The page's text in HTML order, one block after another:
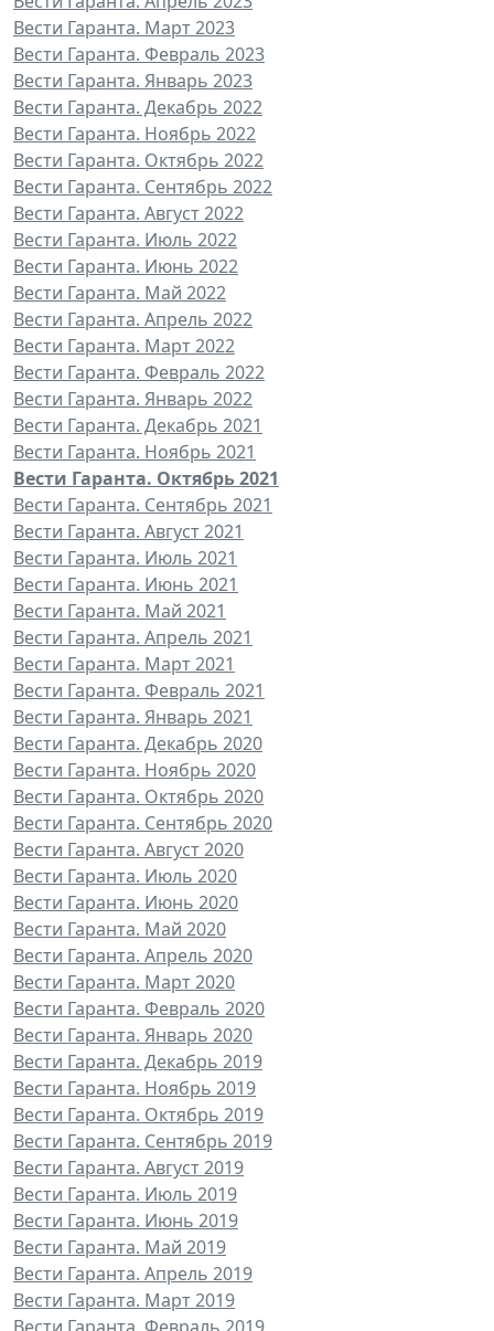
Вести Гаранта. Март 2023
Вести Гаранта. Февраль 2023
Вести Гаранта. Январь 2023
Вести Гаранта. Декабрь 2022
Вести Гаранта. Ноябрь 2022
Вести Гаранта. Октябрь 2022
Вести Гаранта. Сентябрь 2022
Вести Гаранта. Август 2022
Вести Гаранта. Июль 2022
Вести Гаранта. Июнь 2022
Вести Гаранта. Май 2022
Вести Гаранта. Апрель 2022
Вести Гаранта. Март 2022
Вести Гаранта. Февраль 2022
Вести Гаранта. Январь 2022
Вести Гаранта. Декабрь 2021
Вести Гаранта. Ноябрь 2021
Вести Гаранта. Октябрь 2021
Вести Гаранта. Сентябрь 2021
Вести Гаранта. Август 2021
Вести Гаранта. Июль 2021
Вести Гаранта. Июнь 2021
Вести Гаранта. Май 2021
Вести Гаранта. Апрель 2021
Вести Гаранта. Март 2021
Вести Гаранта. Февраль 2021
Вести Гаранта. Январь 2021
Вести Гаранта. Декабрь 2020
Вести Гаранта. Ноябрь 2020
Вести Гаранта. Октябрь 2020
Вести Гаранта. Сентябрь 2020
Вести Гаранта. Август 2020
Вести Гаранта. Июль 2020
Вести Гаранта. Июнь 2020
Вести Гаранта. Май 2020
Вести Гаранта. Апрель 2020
Вести Гаранта. Март 2020
Вести Гаранта. Февраль 2020
Вести Гаранта. Январь 2020
Вести Гаранта. Декабрь 2019
Вести Гаранта. Ноябрь 2019
Вести Гаранта. Октябрь 2019
Вести Гаранта. Сентябрь 2019
Вести Гаранта. Август 2019
Вести Гаранта. Июль 2019
Вести Гаранта. Июнь 2019
Вести Гаранта. Май 2019
Вести Гаранта. Апрель 2019
Вести Гаранта. Март 2019